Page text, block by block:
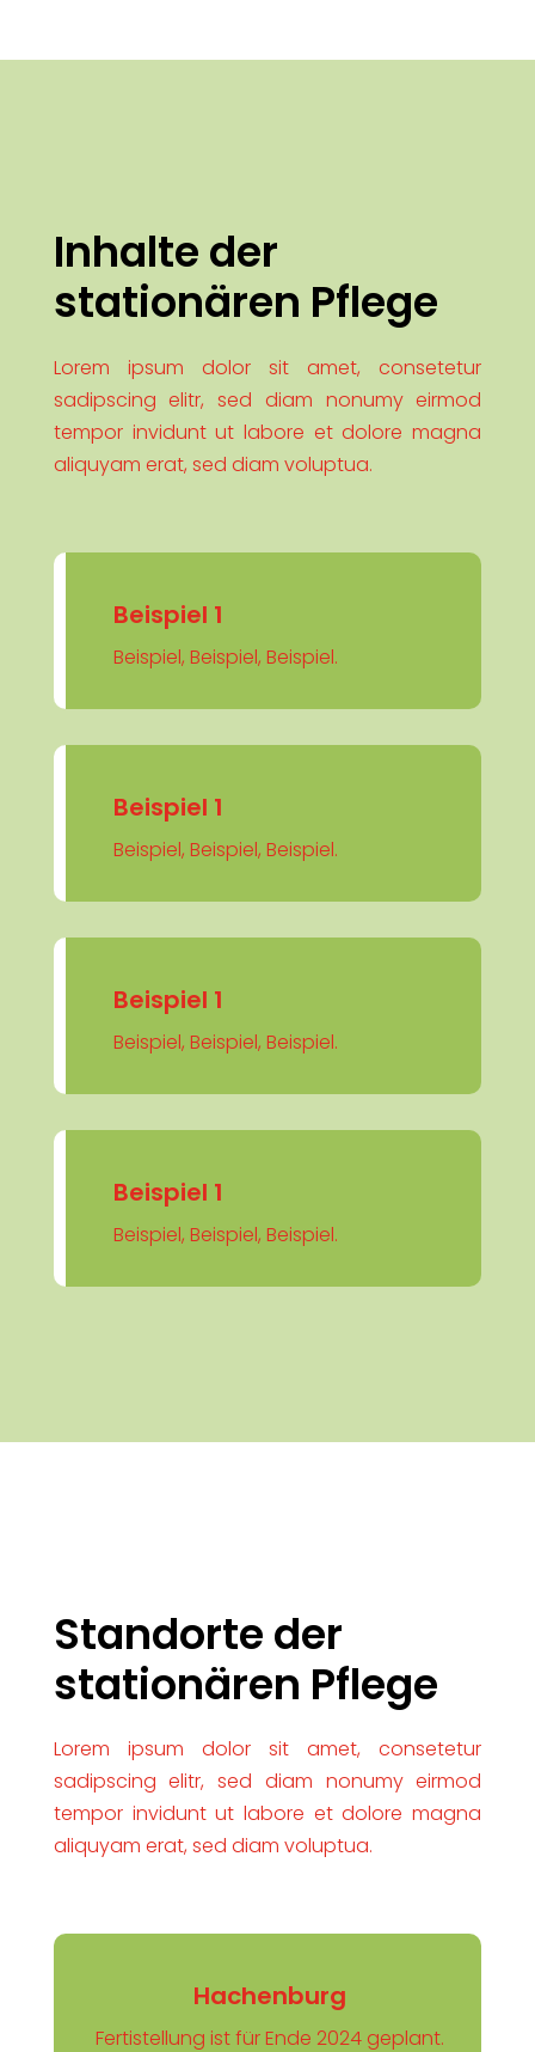
Inhalte der
stationären Pflege
Lorem ipsum dolor sit amet, consetetur
sadipscing elitr, sed diam nonumy eirmod
tempor invidunt ut labore et dolore magna
aliquyam erat, sed diam voluptua.
Beispiel 1
Beispiel, Beispiel, Beispiel.
Beispiel 1
Beispiel, Beispiel, Beispiel.
Beispiel 1
Beispiel, Beispiel, Beispiel.
Beispiel 1
Beispiel, Beispiel, Beispiel.
Standorte der
stationären Pflege
Lorem ipsum dolor sit amet, consetetur
sadipscing elitr, sed diam nonumy eirmod
tempor invidunt ut labore et dolore magna
aliquyam erat, sed diam voluptua.
Hachenburg
Fertistellung ist für Ende 2024 geplant.